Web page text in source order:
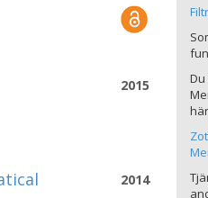
2015
2014